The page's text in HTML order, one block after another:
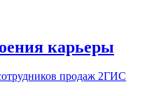
карьеры